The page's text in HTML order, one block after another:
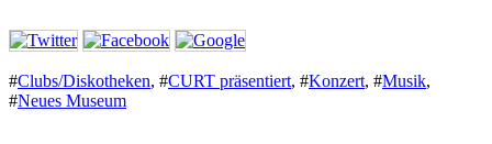
#Clubs/Diskotheken, #CURT präsentiert, #Konzert, #Musik,
#Neues Museum